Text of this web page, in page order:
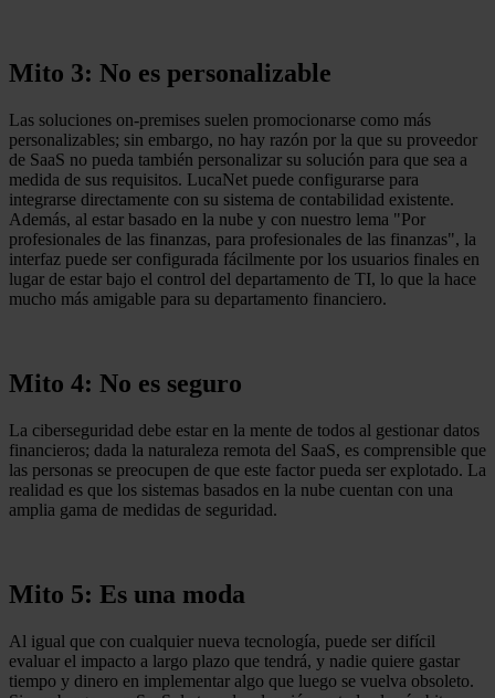
Mito 3: No es personalizable
Las soluciones on-premises suelen promocionarse como más
personalizables; sin embargo, no hay razón por la que su proveedor
de SaaS no pueda también personalizar su solución para que sea a
medida de sus requisitos. LucaNet puede configurarse para
integrarse directamente con su sistema de contabilidad existente.
Además, al estar basado en la nube y con nuestro lema "Por
profesionales de las finanzas, para profesionales de las finanzas", la
interfaz puede ser configurada fácilmente por los usuarios finales en
lugar de estar bajo el control del departamento de TI, lo que la hace
mucho más amigable para su departamento financiero.
Mito 4: No es seguro
La ciberseguridad debe estar en la mente de todos al gestionar datos
financieros; dada la naturaleza remota del SaaS, es comprensible que
las personas se preocupen de que este factor pueda ser explotado. La
realidad es que los sistemas basados en la nube cuentan con una
amplia gama de medidas de seguridad.
Mito 5: Es una moda
Al igual que con cualquier nueva tecnología, puede ser difícil
evaluar el impacto a largo plazo que tendrá, y nadie quiere gastar
tiempo y dinero en implementar algo que luego se vuelva obsoleto.